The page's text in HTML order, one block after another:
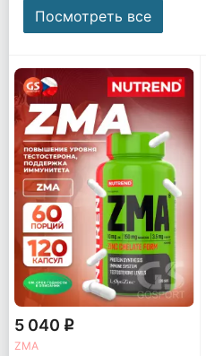
Посмотреть все
5 040 q
ZMA